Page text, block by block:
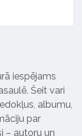
iespējams
Šeit vari
albumu,
par
– autoru un